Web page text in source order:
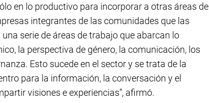
en lo productivo para incorporar a otras áreas de
integrantes de las comunidades que las
serie de áreas de trabajo que abarcan lo
la perspectiva de género, la comunicación, los
Esto sucede en el sector y se trata de la
para la información, la conversación y el
visiones e experiencias”, afirmó.